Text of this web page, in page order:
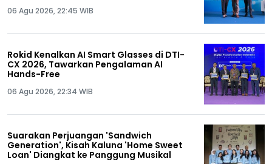
06 Agu 2026, 22:45 WIB
Rokid Kenalkan AI Smart Glasses di DTI-
CX 2026, Tawarkan Pengalaman AI
Hands-Free
06 Agu 2026, 22:34 WIB
Suarakan Perjuangan 'Sandwich
Generation', Kisah Kaluna 'Home Sweet
Loan' Diangkat ke Panggung Musikal